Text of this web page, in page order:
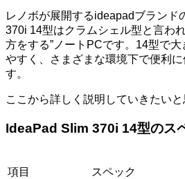
レノボが展開するideapadブランド
370i 14型はクラムシェル型と言わ
方をする”ノートPCです。14型で
やすく、さまざまな環境下で便利
す。
ここから詳しく説明していきたいと
IdeaPad Slim 370i 14型のス
項目
スペック